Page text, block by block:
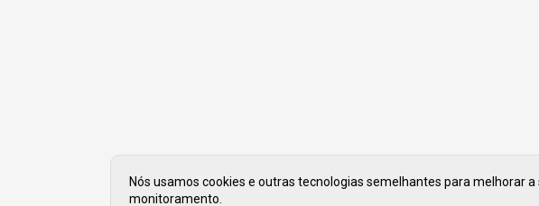
Nós usamos cookies e outras tecnologias semelhantes para melhorar
monitoramento.